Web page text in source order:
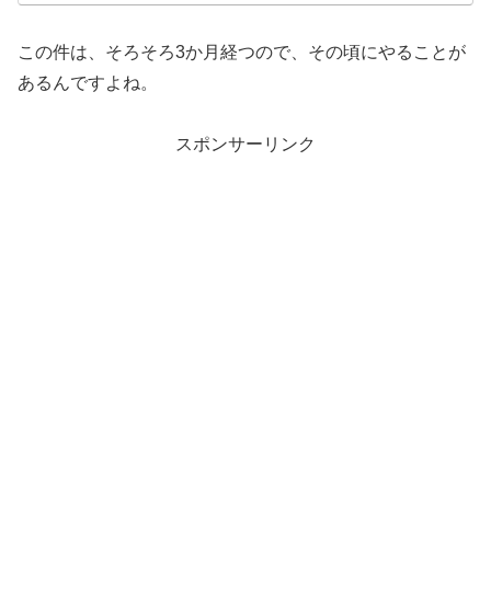
この件は、そろそろ3か月経つので、その頃にやることが
あるんですよね。
スポンサーリンク